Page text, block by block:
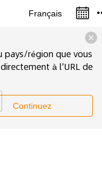
Français
pays/région que vous
à l'URL de
Continuez